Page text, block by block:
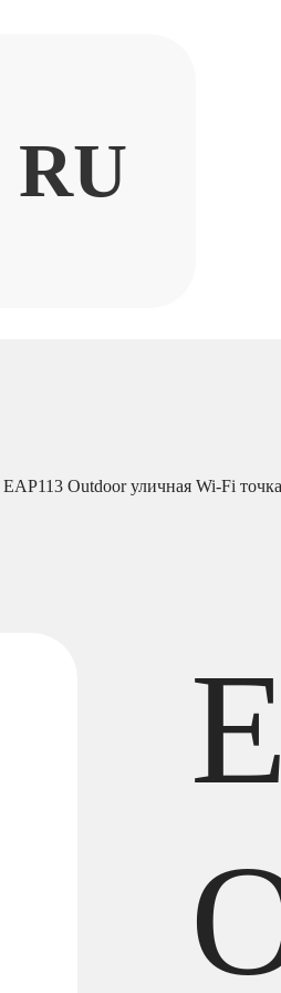
RU
EAP113 Outdoor уличная Wi-Fi